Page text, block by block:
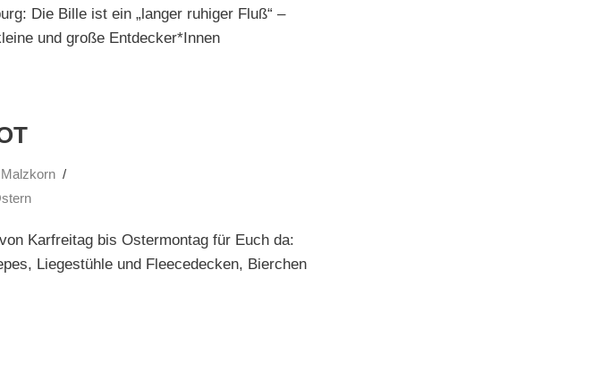
Die Bille ist ein „langer ruhiger Fluß“ –
und große Entdecker*Innen
Karfreitag bis Ostermontag für Euch da:
Liegestühle und Fleecedecken, Bierchen